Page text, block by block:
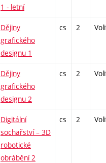
1 - letní
Dějiny
grafického
designu 1
cs 2
Dějiny
grafického
designu 2
cs 2
Digitální
sochařství – 3D
robotické
obrábění 2
cs 2